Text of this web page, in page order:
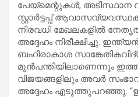
പേയ്‌മെന്റുകൾ, അടിസ്ഥാന
സ്റ്റാർട്ടപ്പ്
നിരവധി മേഖലകളിൽ
അദ്ദേഹം നിരീക്ഷിച്ചു.
ബഹിരാകാശ
മുൻപന്തിയിലാണെന്നും
വിജയങ്ങളിലും അവർ
അദ്ദേഹം എടുത്തുപറഞ്ഞു.